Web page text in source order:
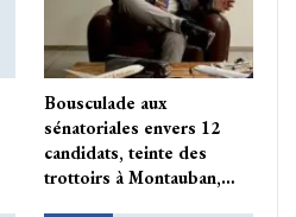
Bousculade aux
sénatoriales envers 12
candidats, teinte des
trottoirs à Montauban,…